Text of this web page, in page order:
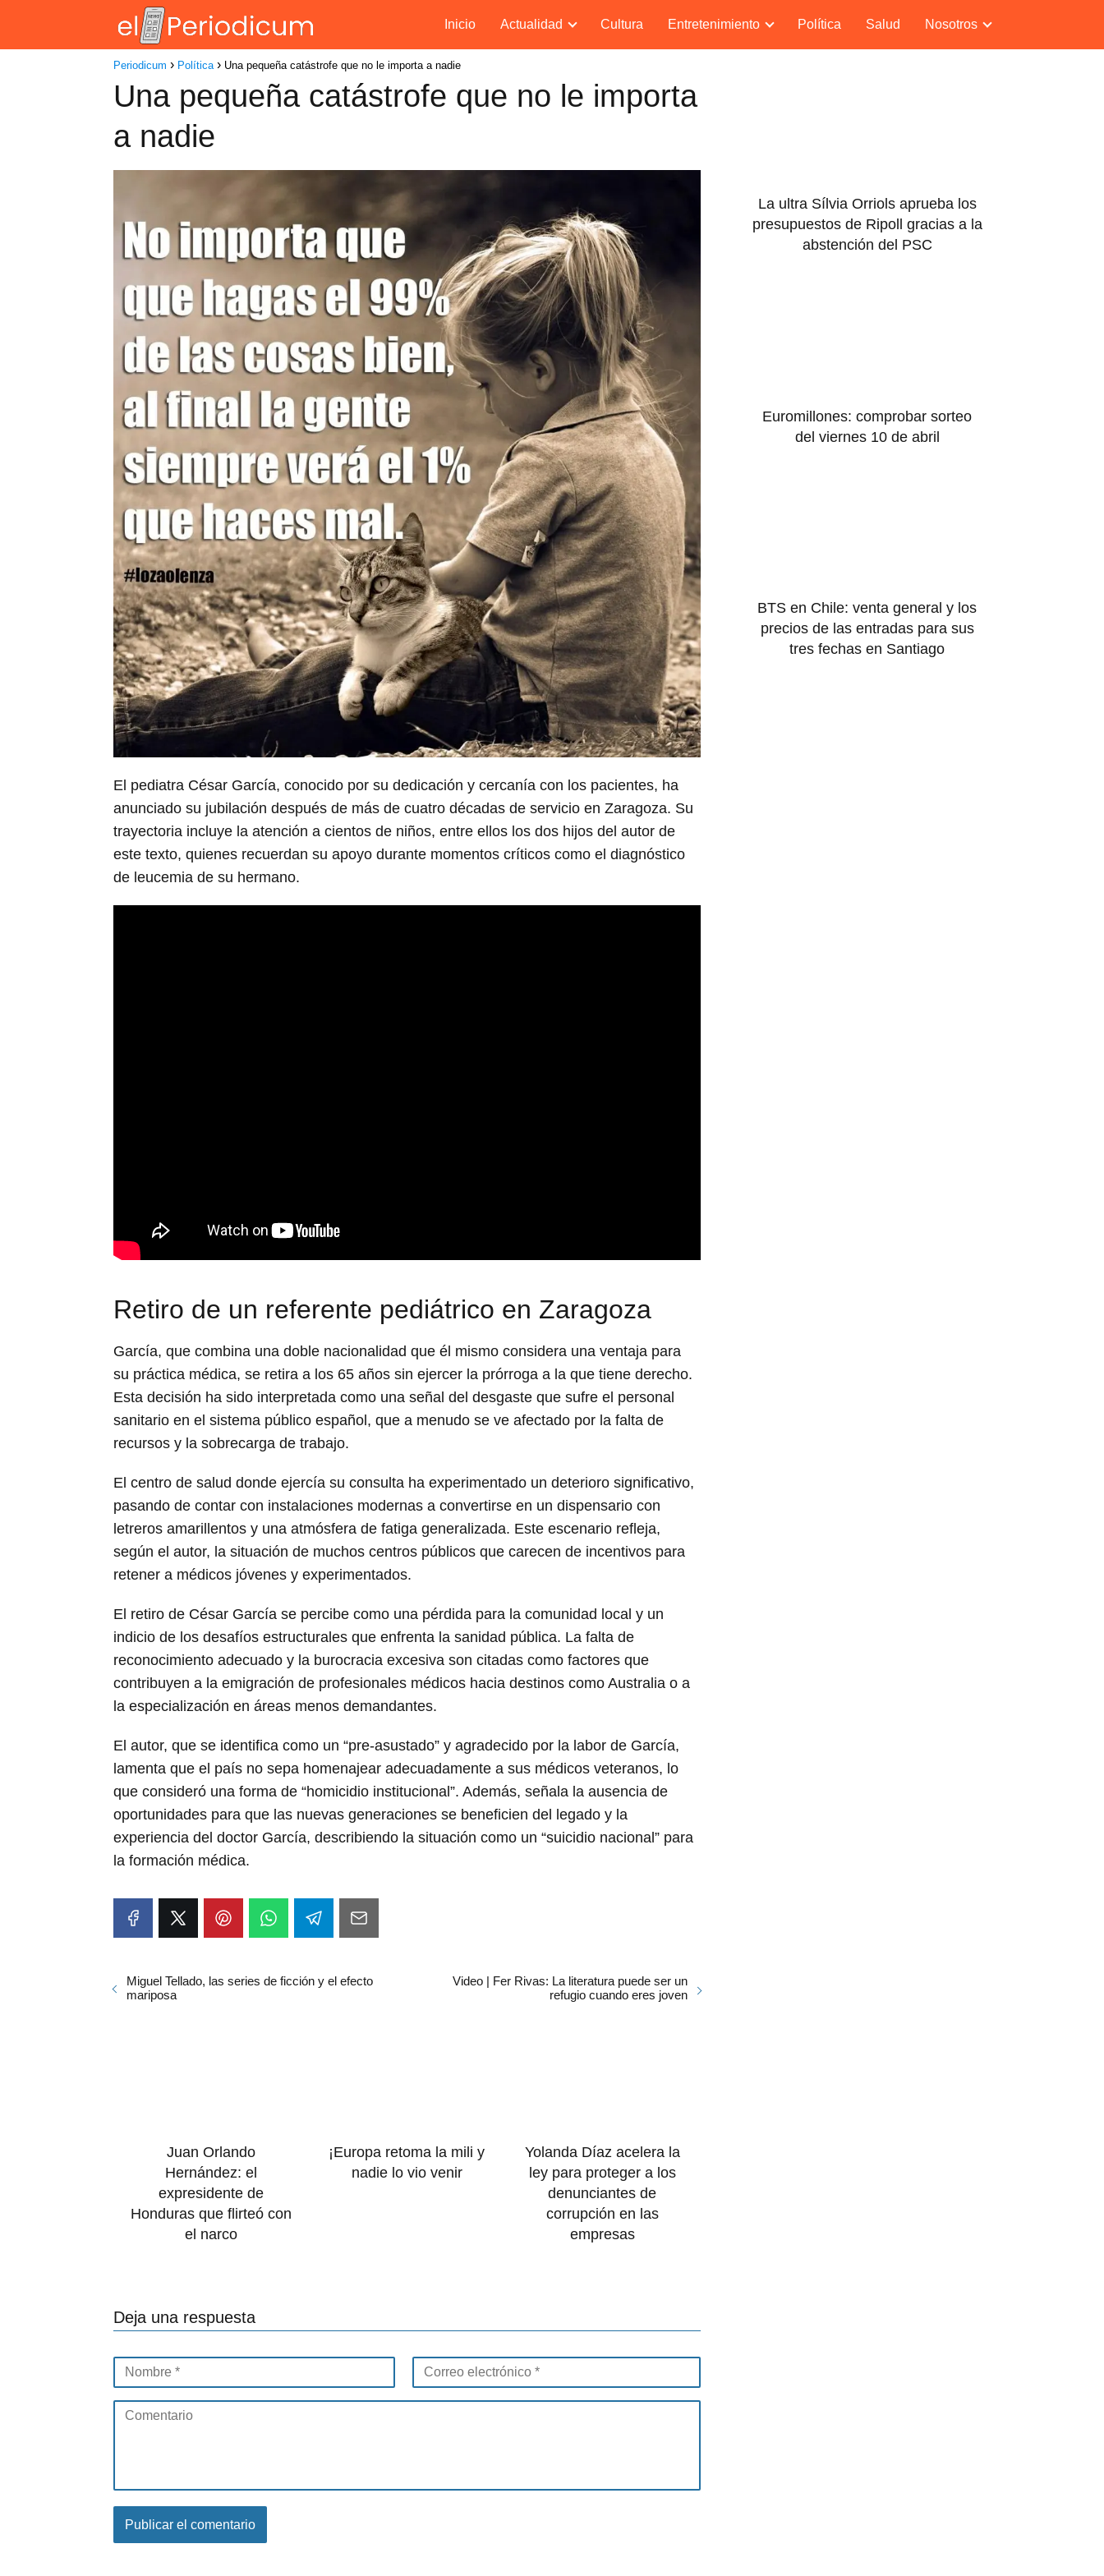
Inicio Actualidad Cultura Entretenimiento Política Salud Nosotros
Periodicum Política Una pequeña catástrofe que no le importa a nadie
Una pequeña catástrofe que no le importa
a nadie
El pediatra César García, conocido por su dedicación y cercanía con los pacientes, ha
anunciado su jubilación después de más de cuatro décadas de servicio en Zaragoza. Su
trayectoria incluye la atención a cientos de niños, entre ellos los dos hijos del autor de
este texto, quienes recuerdan su apoyo durante momentos críticos como el diagnóstico
de leucemia de su hermano.
Retiro de un referente pediátrico en Zaragoza
García, que combina una doble nacionalidad que él mismo considera una ventaja para
su práctica médica, se retira a los 65 años sin ejercer la prórroga a la que tiene derecho.
Esta decisión ha sido interpretada como una señal del desgaste que sufre el personal
sanitario en el sistema público español, que a menudo se ve afectado por la falta de
recursos y la sobrecarga de trabajo.
El centro de salud donde ejercía su consulta ha experimentado un deterioro significativo,
pasando de contar con instalaciones modernas a convertirse en un dispensario con
letreros amarillentos y una atmósfera de fatiga generalizada. Este escenario refleja,
según el autor, la situación de muchos centros públicos que carecen de incentivos para
retener a médicos jóvenes y experimentados.
El retiro de César García se percibe como una pérdida para la comunidad local y un
indicio de los desafíos estructurales que enfrenta la sanidad pública. La falta de
reconocimiento adecuado y la burocracia excesiva son citadas como factores que
contribuyen a la emigración de profesionales médicos hacia destinos como Australia o a
la especialización en áreas menos demandantes.
El autor, que se identifica como un “pre-asustado” y agradecido por la labor de García,
lamenta que el país no sepa homenajear adecuadamente a sus médicos veteranos, lo
que consideró una forma de “homicidio institucional”. Además, señala la ausencia de
oportunidades para que las nuevas generaciones se beneficien del legado y la
experiencia del doctor García, describiendo la situación como un “suicidio nacional” para
la formación médica.
Miguel Tellado, las series de ficción y el efecto
mariposa
Video | Fer Rivas: La literatura puede ser un
refugio cuando eres joven
Juan Orlando
Hernández: el
expresidente de
Honduras que flirteó con
el narco
¡Europa retoma la mili y
nadie lo vio venir
Yolanda Díaz acelera la
ley para proteger a los
denunciantes de
corrupción en las
empresas
Deja una respuesta
La ultra Sílvia Orriols aprueba los
presupuestos de Ripoll gracias a la
abstención del PSC
Euromillones: comprobar sorteo
del viernes 10 de abril
BTS en Chile: venta general y los
precios de las entradas para sus
tres fechas en Santiago